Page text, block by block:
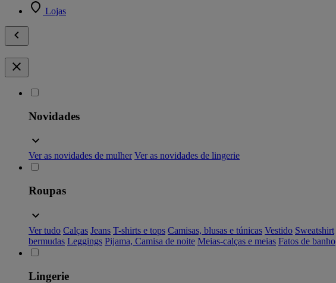
Lojas
Novidades
Ver as novidades de mulher Ver as novidades de lingerie
Roupas
Ver tudo Calças Jeans T-shirts e tops Camisas, blusas e túnicas Vestido Sweatshirt
bermudas Leggings Pijama, Camisa de noite Meias-calças e meias Fatos de banho
Lingerie